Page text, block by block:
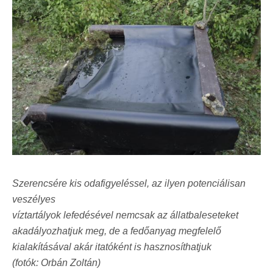
Szerencsére kis odafigyeléssel, az ilyen potenciálisan
veszélyes
víztartályok lefedésével nemcsak az állatbaleseteket
akadályozhatjuk meg, de a fedőanyag megfelelő
kialakításával akár itatóként is hasznosíthatjuk
(fotók: Orbán Zoltán)